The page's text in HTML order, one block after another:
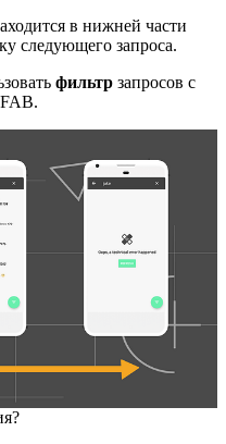
в нижней части
следующего запроса.
фильтр запросов с